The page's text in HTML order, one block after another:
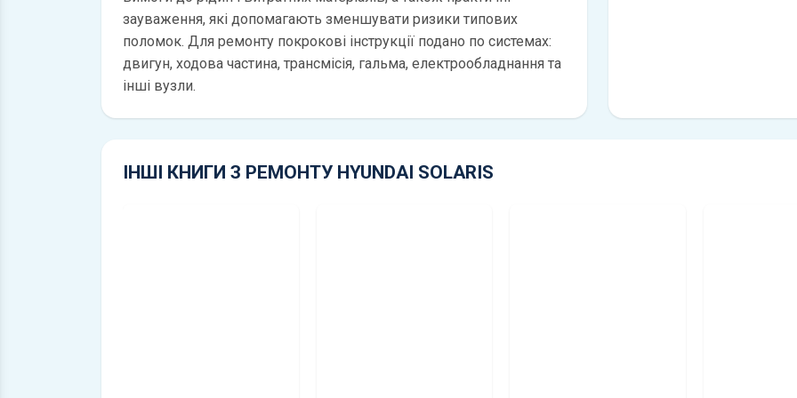
зауваження, які допомагають зменшувати ризики типових
поломок. Для ремонту покрокові інструкції подано по системах:
двигун, ходова частина, трансмісія, гальма, електрообладнання та
інші вузли.
ІНШІ КНИГИ З РЕМОНТУ HYUNDAI SOLARIS